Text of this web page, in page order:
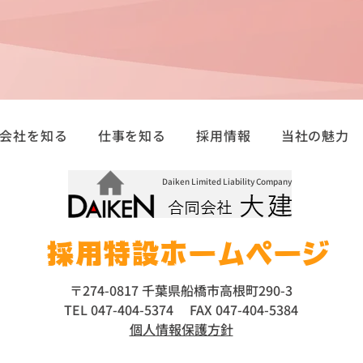
会社を知る 仕事を知る 採用情報 当社の魅力
Daiken Limited Liability Company
採用特設ホームページ
〒274-0817 千葉県船橋市高根町290-3
TEL 047-404-5374 FAX 047-404-5384
​個人情報保護方針